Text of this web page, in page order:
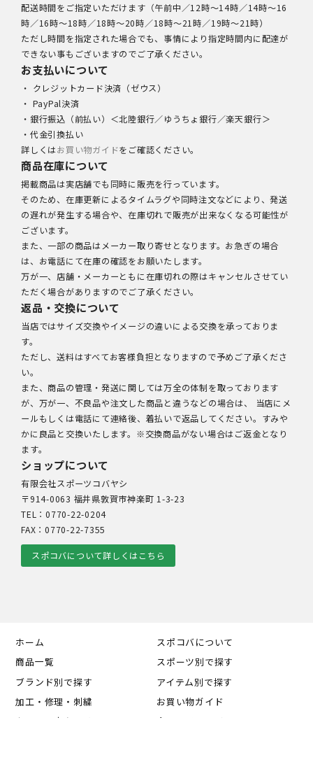
配送時間をご指定いただけます（午前中／12時～14時／14時～16
時／16時～18時／18時～20時／18時～21時／19時～21時）
ただし時間を指定された場合でも、事情により指定時間内に配達が
できない事もございますのでご了承ください。
お支払いについて
・ クレジットカード決済（ゼウス）
・ PayPal決済
・銀行振込（前払い）＜北陸銀行／ゆうちょ銀行／楽天銀行＞
・代金引換払い
詳しくはお買い物ガイドをご確認ください。
商品在庫について
掲載商品は実店舗でも同時に販売を行っています。
そのため、在庫更新によるタイムラグや同時注文などにより、発送
の遅れが発生する場合や、在庫切れで販売が出来なくなる可能性が
ございます。
また、一部の商品はメーカー取り寄せとなります。お急ぎの場合
は、お電話にて在庫の確認をお願いたします。
万が一、店舗・メーカーともに在庫切れの際はキャンセルさせてい
ただく場合がありますのでご了承ください。
返品・交換について
当店ではサイズ交換やイメージの違いによる交換を承っておりま
す。
ただし、送料はすべてお客様負担となりますので予めご了承くださ
い。
また、商品の管理・発送に関しては万全の体制を取っております
が、万が一、不良品や注文した商品と違うなどの場合は、 当店にメ
ールもしくは電話にて連絡後、着払いで返品してください。すみや
かに良品と交換いたします。※交換商品がない場合はご返金となり
ます。
ショップについて
有限会社スポーツコバヤシ
〒914-0063 福井県敦賀市神楽町 1-3-23
TEL：0770-22-0204
FAX：0770-22-7355
スポコバについて詳しくはこちら
ホーム
スポコバについて
商品一覧
スポーツ別で探す
ブランド別で探す
アイテム別で探す
加工・修理・刺繍
お買い物ガイド
カートの中を見る
会員マイページ